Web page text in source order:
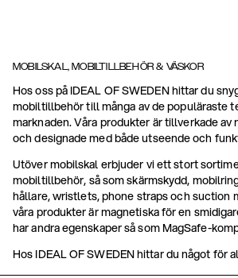
MOBILSKAL, MOBILTILLBEHÖR & VÄSKOR
Hos oss på IDEAL OF SWEDEN hittar du
mobiltillbehör till många av de populäraste
marknaden. Våra produkter är tillverkade av
och designade med både utseende och
Utöver mobilskal erbjuder vi ett stort
mobiltillbehör, så som skärmskydd,
hållare, wristlets, phone straps och suction
våra produkter är magnetiska för en
har andra egenskaper så som MagSafe-
Hos IDEAL OF SWEDEN hittar du något för